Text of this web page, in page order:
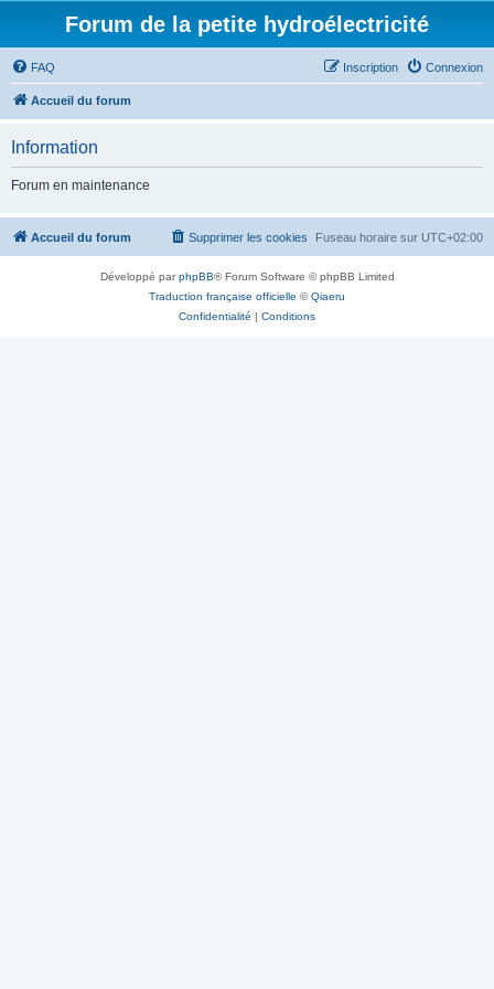
Forum de la petite hydroélectricité
FAQ Connexion
Inscription
Accueil du forum
Information
Forum en maintenance
Accueil du forum Fuseau horaire sur UTC+02:00
Supprimer les cookies
Développé parphpBB® Forum Software © phpBB Limited
Traduction française officielle ©Qiaeru
Confidentialité | Conditions